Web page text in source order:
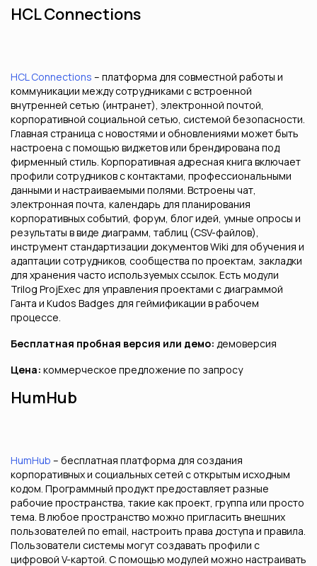
HCL Connections
HCL Connections – платформа для совместной работы и
коммуникации между сотрудниками с встроенной
внутренней сетью (интранет), электронной почтой,
корпоративной социальной сетью, системой безопасности.
Главная страница с новостями и обновлениями может быть
настроена с помощью виджетов или брендирована под
фирменный стиль. Корпоративная адресная книга включает
профили сотрудников с контактами, профессиональными
данными и настраиваемыми полями. Встроены чат,
электронная почта, календарь для планирования
корпоративных событий, форум, блог идей, умные опросы и
результаты в виде диаграмм, таблиц (CSV-файлов),
инструмент стандартизации документов Wiki для обучения и
адаптации сотрудников, сообщества по проектам, закладки
для хранения часто используемых ссылок. Есть модули
Trilog ProjExec для управления проектами с диаграммой
Ганта и Kudos Badges для геймификации в рабочем
процессе.
Бесплатная пробная версия или демо: демоверсия
Цена: коммерческое предложение по запросу
HumHub
HumHub – бесплатная платформа для создания
корпоративных и социальных сетей с открытым исходным
кодом. Программный продукт предоставляет разные
рабочие пространства, такие как проект, группа или просто
тема. В любое пространство можно пригласить внешних
пользователей по email, настроить права доступа и правила.
Пользователи системы могут создавать профили с
цифровой V-картой. С помощью модулей можно настраивать